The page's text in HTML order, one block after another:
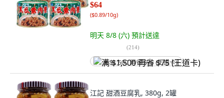
$64
($0.89/10g)
明天 8/8 (六) 預計送達
(214)
满 $1,500 再省 $75 (王道卡)
江記 甜酒豆腐乳, 380g, 2罐